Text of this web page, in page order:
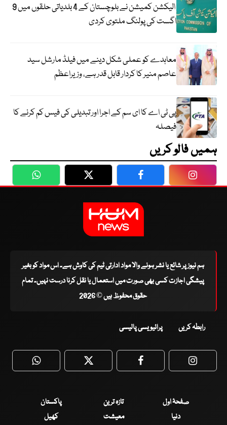
الیکشن کمیشن نے بلوچستان کے 4 بلدیاتی حلقوں میں 9
اگست کی پولنگ ملتوی کردی
معاہدے کو عملی شکل دینے میں فیلڈ مارشل سید
عاصم منیر کا کردار قابل قدر ہے، وزیراعظم
پی ٹی اے کا ای سم کے اجرا اور تبدیلی کی فیس کم کرنے کا
فیصلہ
ہمیں فالو کریں
WhatsApp Twitter Facebook
ہم نیوز پر شائع یا نشر ہونے والا مواد ادارتی ٹیم کی کاوش ہے۔ اس مواد کو بغیر
پیشگی اجازت کسی بھی صورت میں استعمال یا نقل کرنا درست نہیں۔ تمام
حقوق محفوظ ہیں © 2026
رابطہ کریں پرائیویسی پالیسی
WhatsApp Twitter Facebook
صفحۂ اول تازہ ترین
پاکستان
دنیا
معیشت کھیل